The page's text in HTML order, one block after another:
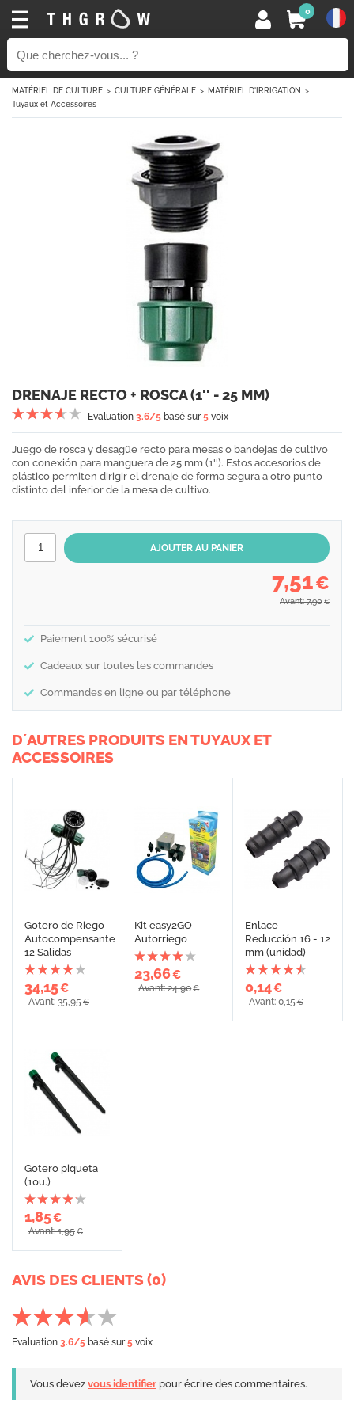
0
MATÉRIEL DE CULTURE CULTURE GÉNÉRALE
MATÉRIEL D'IRRIGATION
Tuyaux et Accessoires
DRENAJE RECTO + ROSCA (1'' - 25 MM)
Evaluation 3.6/5 basé sur5 voix
Juego de rosca y desagüe recto para mesas o bandejas de cultivo
con conexión para manguera de 25 mm (1''). Estos accesorios de
plástico permiten dirigir el drenaje de forma segura a otro punto
distinto del inferior de la mesa de cultivo.
7,51€
Avant: 7,90 €
Paiement 100% sécurisé
Cadeaux sur toutes les commandes
Commandes en ligne ou par téléphone
D´AUTRES PRODUITS EN TUYAUX ET
ACCESSOIRES
Gotero de Riego
Autocompensante
12 Salidas
34,15€
Avant: 35,95€
Kit easy2GO
Autorriego
23,66€
Avant: 24,90€
Enlace
Reducción 16 - 12
mm (unidad)
0,14€
Avant: 0,15€
Gotero piqueta
(10u.)
1,85€
Avant: 1,95€
AVIS DES CLIENTS (0)
Evaluation 3.6/5 basé sur5 voix
Vous devez vous identifier pour écrire des commentaires.